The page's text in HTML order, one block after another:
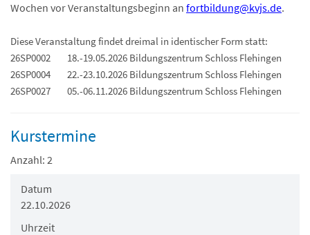
Wochen vor Veranstaltungsbeginn an fortbildung@kvjs.de.
Diese Veranstaltung findet dreimal in identischer Form statt:
26SP0002
18.-19.05.2026 Bildungszentrum Schloss Flehingen
26SP0004
22.-23.10.2026 Bildungszentrum Schloss Flehingen
26SP0027
05.-06.11.2026 Bildungszentrum Schloss Flehingen
Kurstermine
Anzahl: 2
Datum
22.10.2026
Uhrzeit